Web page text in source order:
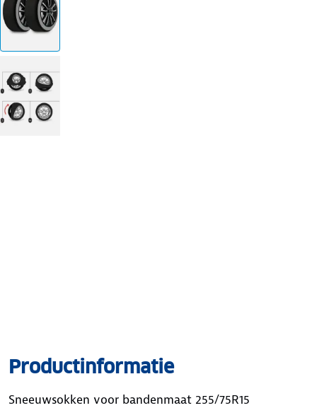
Productinformatie
Sneeuwsokken voor bandenmaat 255/75R15